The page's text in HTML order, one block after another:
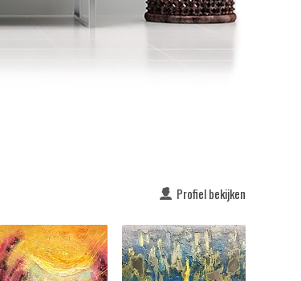
Profiel bekijken